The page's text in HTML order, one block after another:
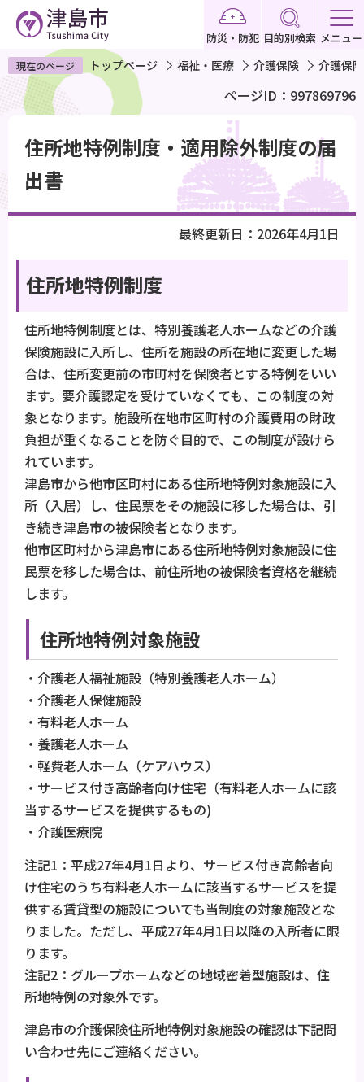
ペ
ー
ジ
で
す
防災・防犯 目的別検索 メニュー
現在のページ トップページ 福祉・医療 介護保険 介護保
ページID：997869796
か
住所地特例制度・適用除外制度の届
出書
最終更新日：2026年4月1日
住所地特例制度
住所地特例制度とは、特別養護老人ホームなどの介護
保険施設に入所し、住所を施設の所在地に変更した場
合は、住所変更前の市町村を保険者とする特例をいい
ます。要介護認定を受けていなくても、この制度の対
象となります。施設所在地市区町村の介護費用の財政
負担が重くなることを防ぐ目的で、この制度が設けら
れています。
津島市から他市区町村にある住所地特例対象施設に入
所（入居）し、住民票をその施設に移した場合は、引
き続き津島市の被保険者となります。
他市区町村から津島市にある住所地特例対象施設に住
民票を移した場合は、前住所地の被保険者資格を継続
します。
住所地特例対象施設
・介護老人福祉施設（特別養護老人ホーム）
・介護老人保健施設
・有料老人ホーム
・養護老人ホーム
・軽費老人ホーム（ケアハウス）
・サービス付き高齢者向け住宅（有料老人ホームに該
当するサービスを提供するもの)
・介護医療院
注記1：平成27年4月1日より、サービス付き高齢者向
け住宅のうち有料老人ホームに該当するサービスを提
供する賃貸型の施設についても当制度の対象施設とな
りました。ただし、平成27年4月1日以降の入所者に限
ります。
注記2：グループホームなどの地域密着型施設は、住
所地特例の対象外です。
津島市の介護保険住所地特例対象施設の確認は下記問
い合わせ先にご連絡ください。